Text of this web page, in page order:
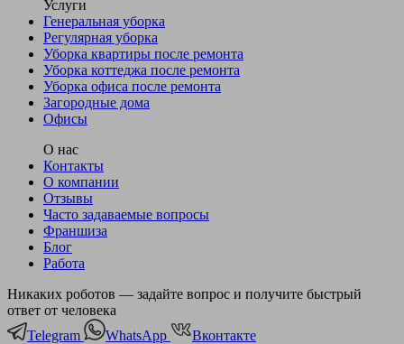
Услуги
Генеральная уборка
Регулярная уборка
Уборка квартиры после ремонта
Уборка коттеджа после ремонта
Уборка офиса после ремонта
Загородные дома
Офисы
О нас
Контакты
О компании
Отзывы
Часто задаваемые вопросы
Франшиза
Блог
Работа
Никаких роботов — задайте вопрос и получите быстрый
ответ от человека
Telegram
WhatsApp Вконтакте